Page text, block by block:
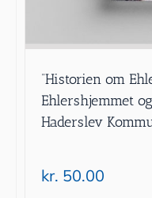
”Historien om
Ehlershjemmet
Haderslev
kr. 50.00